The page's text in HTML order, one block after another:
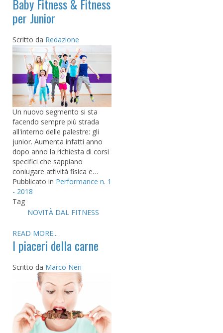
Baby Fitness & Fitness
per Junior
Scritto da Redazione
Un nuovo segmento si sta
facendo sempre più strada
all'interno delle palestre: gli
junior. Aumenta infatti anno
dopo anno la richiesta di corsi
specifici che sappiano
coniugare attività fisica e…
Pubblicato in Performance n. 1
- 2018
Tag
NOVITÀ DAL FITNESS
READ MORE...
I piaceri della carne
Scritto da Marco Neri